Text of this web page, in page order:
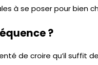
à se poser pour bien
?
de croire qu’il suffit